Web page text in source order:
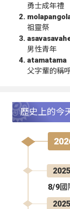
勇士成年禮
祖靈祭
男性青年
atamatama
父字輩的稱
歷史上的今
2025
8/9國
2025